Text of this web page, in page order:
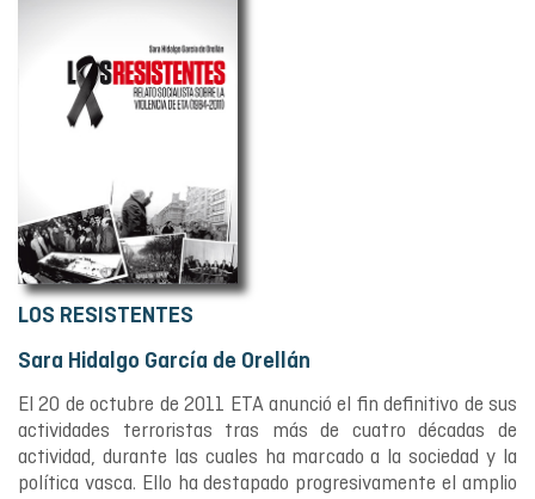
LOS RESISTENTES
Sara Hidalgo García de Orellán
El 20 de octubre de 2011 ETA anunció el fin definitivo de sus
actividades terroristas tras más de cuatro décadas de
actividad, durante las cuales ha marcado a la sociedad y la
política vasca. Ello ha destapado progresivamente el amplio